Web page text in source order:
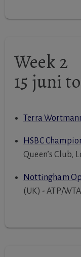
Week 2
15 juni
Terra
HSBC
Queen’s Club,
Nottingham
(UK) - ATP/WTA